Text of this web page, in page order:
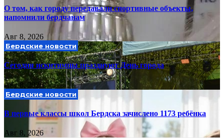
О том, как городу передавали спортивные объекты,
напомнили бердчанам
Авг 8, 2026
Бердские новости
Сегодня искитимцы празднуют День города
Авг 8, 2026
Бердские новости
В первые классы школ Бердска зачислено 1173 ребёнка
Авг 8, 2026